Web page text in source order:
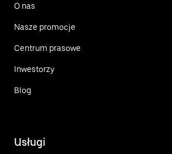
O nas
Nasze promocje
Centrum prasowe
Inwestorzy
Blog
Usługi